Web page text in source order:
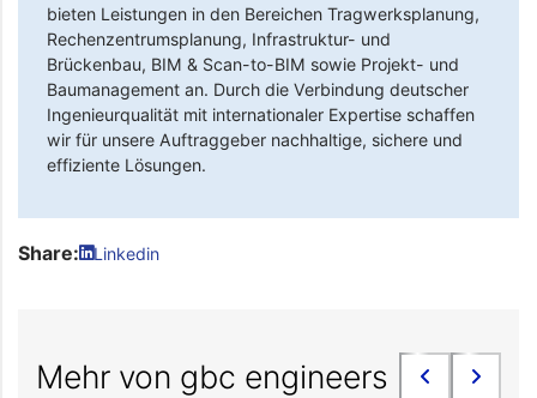
bieten Leistungen in den Bereichen Tragwerksplanung,
Rechenzentrumsplanung, Infrastruktur- und
Brückenbau, BIM & Scan-to-BIM sowie Projekt- und
Baumanagement an. Durch die Verbindung deutscher
Ingenieurqualität mit internationaler Expertise schaffen
wir für unsere Auftraggeber nachhaltige, sichere und
effiziente Lösungen.
Share: Linkedin
Mehr von gbc engineers